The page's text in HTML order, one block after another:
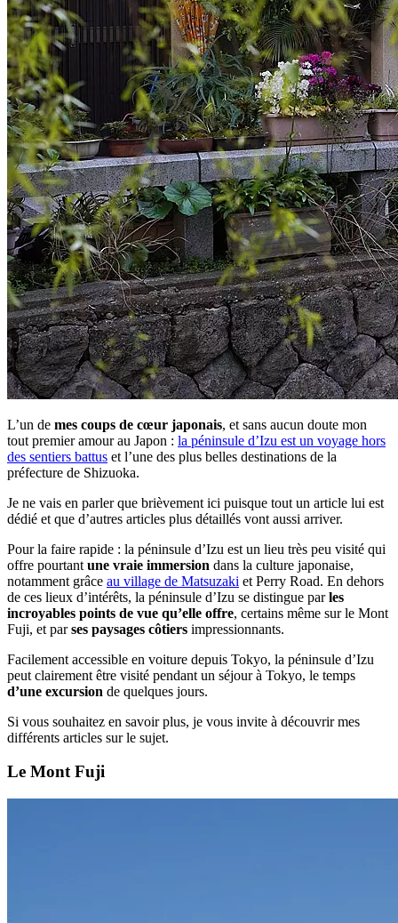
L’un de mes coups de cœur japonais, et sans aucun doute mon
tout premier amour au Japon : la péninsule d’Izu est un voyage hors
des sentiers battus et l’une des plus belles destinations de la
préfecture de Shizuoka.
Je ne vais en parler que brièvement ici puisque tout un article lui est
dédié et que d’autres articles plus détaillés vont aussi arriver.
Pour la faire rapide : la péninsule d’Izu est un lieu très peu visité qui
offre pourtant une vraie immersion dans la culture japonaise,
notamment grâce au village de Matsuzaki et Perry Road. En dehors
de ces lieux d’intérêts, la péninsule d’Izu se distingue parles
incroyables points de vue qu’elle offre, certains même sur le Mont
Fuji, et parses paysages côtiers impressionnants.
Facilement accessible en voiture depuis Tokyo, la péninsule d’Izu
peut clairement être visité pendant un séjour à Tokyo, le temps
d’une excursion de quelques jours.
Si vous souhaitez en savoir plus, je vous invite à découvrir mes
différents articles sur le sujet.
Le Mont Fuji